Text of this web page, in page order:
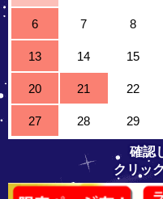
6 7 8
13 14 15
20 21 22
27 28 29
確認
クリッ